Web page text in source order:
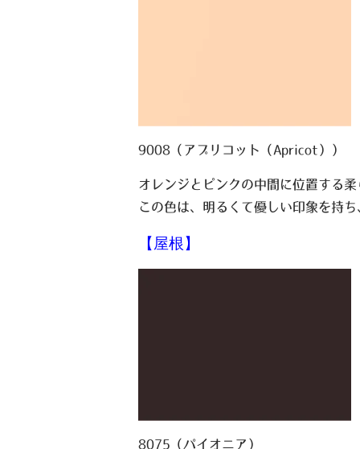
9008（アプリコット（Apricot））
オレンジとピンクの中間に位置する
この色は、明るくて優しい印象を持
【屋根】
8075（パイオニア）